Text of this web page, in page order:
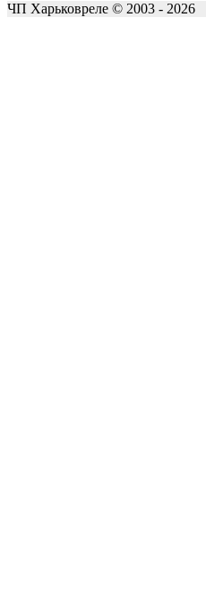
ЧП Харьковреле © 2003 - 2026